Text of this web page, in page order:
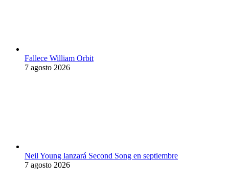
Fallece William Orbit
7 agosto 2026
Neil Young lanzará Second Song en septiembre
7 agosto 2026